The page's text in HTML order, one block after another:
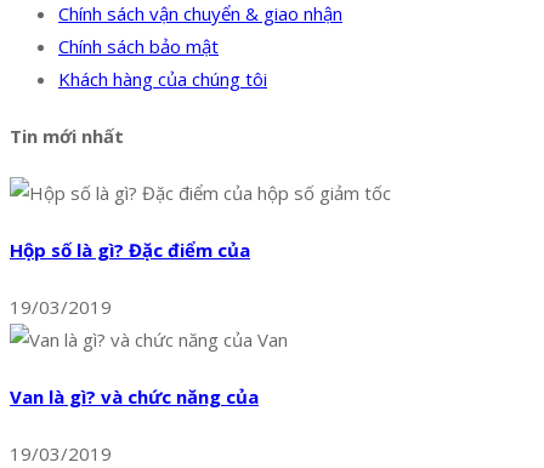
Chính sách vận chuyển & giao nhận
Chính sách bảo mật
Khách hàng của chúng tôi
Tin mới nhất
Hộp số là gì? Đặc điểm của
19/03/2019
Van là gì? và chức năng của
19/03/2019